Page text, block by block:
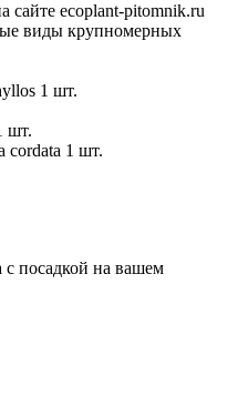
сайте ecoplant-pitomnik.ru
виды крупномерных
1 шт.
шт.
cordata 1 шт.
посадкой на вашем